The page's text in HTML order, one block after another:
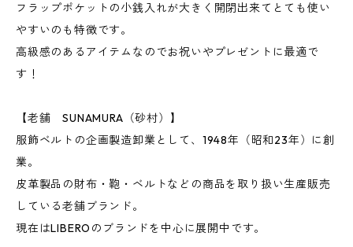
フラップポケットの小銭入れが大きく開閉出来てとても使い
やすいのも特徴です。
高級感のあるアイテムなのでお祝いやプレゼントに最適で
す！
【老舗 SUNAMURA（砂村）】
服飾ベルトの企画製造卸業として、1948年（昭和23年）に創
業。
皮革製品の財布・鞄・ベルトなどの商品を取り扱い生産販売
している老舗ブランド。
現在はLIBEROのブランドを中心に展開中です。